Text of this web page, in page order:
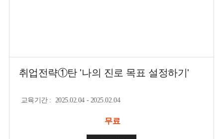
취업전략①탄 '나의 진로 목표 설정하기'
교육기간: 2025.02.04 - 2025.02.04
무료